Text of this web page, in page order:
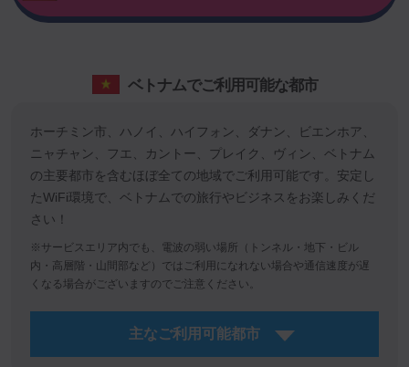
ベトナムでご利用可能な都市
ホーチミン市、ハノイ、ハイフォン、ダナン、ビエンホア、
ニャチャン、フエ、カントー、プレイク、ヴィン、ベトナム
の主要都市を含むほぼ全ての地域でご利用可能です。安定し
たWiFi環境で、ベトナムでの旅行やビジネスをお楽しみくだ
さい！
※サービスエリア内でも、電波の弱い場所（トンネル・地下・ビル
内・高層階・山間部など）ではご利用になれない場合や通信速度が遅
くなる場合がございますのでご注意ください。
主なご利用可能都市